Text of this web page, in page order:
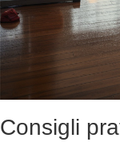
Consigli